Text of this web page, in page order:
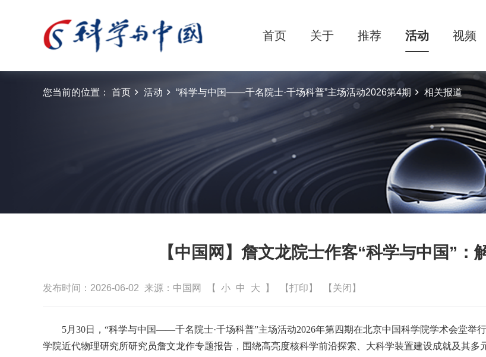
首页 关于 推荐 活动 视频
您当前的位置： 首页 活动 “科学与中国——千名院士·千场科普”主场活动2026第4期 相关报道
【中国网】詹文龙院士作客“科学与中国”：
发布时间：2026-06-02 来源：中国网 【 小 中 大 】 【打印】 【关闭】
5月30日，“科学与中国——千名院士·千场科普”主场活动2026年第四期在北京中国科学院学术会堂举
学院近代物理研究所研究员詹文龙作专题报告，围绕高亮度核科学前沿探索、大科学装置建设成就及其